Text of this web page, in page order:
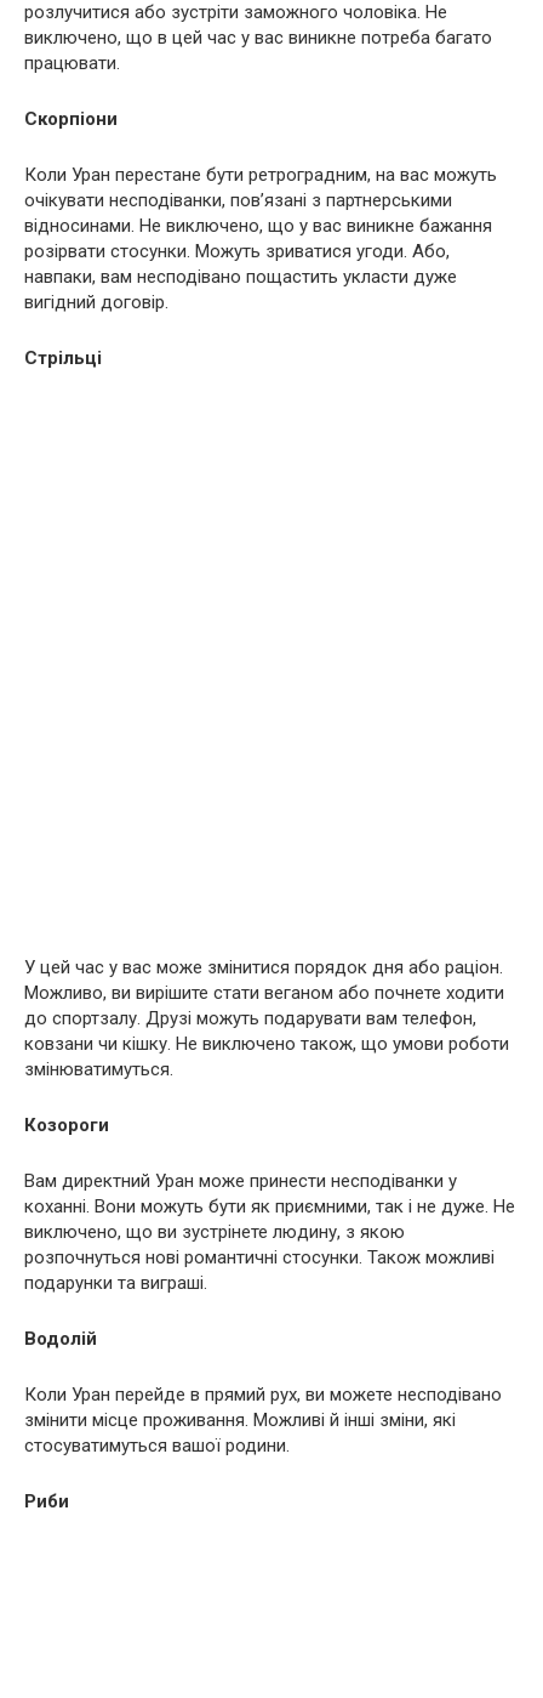
розлучитися або зустріти заможного чоловіка. Не
виключено, що в цей час у вас виникне потреба багато
працювати.
Скорпіони
Коли Уран перестане бути ретроградним, на вас можуть
очікувати несподіванки, пов’язані з партнерськими
відносинами. Не виключено, що у вас виникне бажання
розірвати стосунки. Можуть зриватися угоди. Або,
навпаки, вам несподівано пощастить укласти дуже
вигідний договір.
Стрільці
У цей час у вас може змінитися порядок дня або раціон.
Можливо, ви вирішите стати веганом або почнете ходити
до спортзалу. Друзі можуть подарувати вам телефон,
ковзани чи кішку. Не виключено також, що умови роботи
змінюватимуться.
Козороги
Вам директний Уран може принести несподіванки у
коханні. Вони можуть бути як приємними, так і не дуже. Не
виключено, що ви зустрінете людину, з якою
розпочнуться нові романтичні стосунки. Також можливі
подарунки та виграші.
Водолій
Коли Уран перейде в прямий рух, ви можете несподівано
змінити місце проживання. Можливі й інші зміни, які
стосуватимуться вашої родини.
Риби